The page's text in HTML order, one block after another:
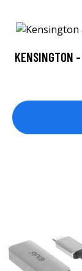
KENSINGTON